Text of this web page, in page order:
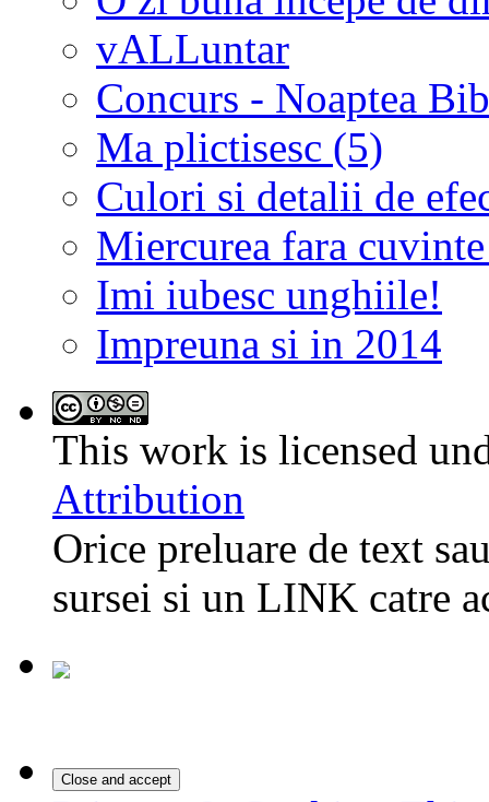
vALLuntar
Concurs - Noaptea
Ma plictisesc (5)
Culori si detalii de
Miercurea fara
Imi iubesc unghiile!
Impreuna si in 2014
This work is licensed
Attribution
Orice preluare de text
sursei si un LINK catre